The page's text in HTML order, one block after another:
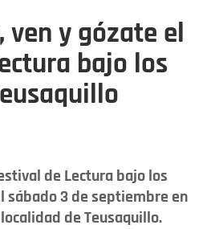
ven y gózate el
bajo los
de Lectura bajo los
sábado 3 de septiembre en
de Teusaquillo.